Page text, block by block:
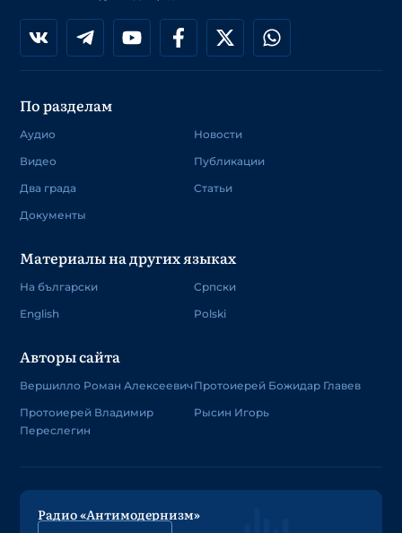
По разделам
Аудио
Видео
Два града
Документы
Новости
Публикации
Статьи
Материалы на других языках
На български
English
Српски
Polski
Авторы сайта
Вершилло Роман Алексеевич
Протоиерей Владимир
Переслегин
Протоиерей Божидар Главев
Рысин Игорь
Радио «Антимодернизм»